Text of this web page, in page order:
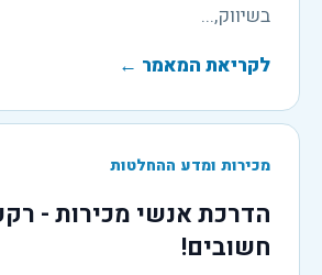
בשיווק,...
לקריאת המאמר ←
מכירות ומדע ההחלטות
הדרכת אנשי מכירות -
חשובים!